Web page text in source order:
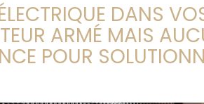
DANS
ARMÉ MAIS
POUR